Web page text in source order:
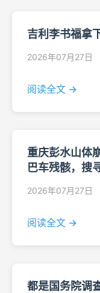
吉利李书福拿
2026年07月27日
阅读全文 →
重庆彭水山体
巴车残骸，搜
2026年07月27日
阅读全文 →
都是国务院调